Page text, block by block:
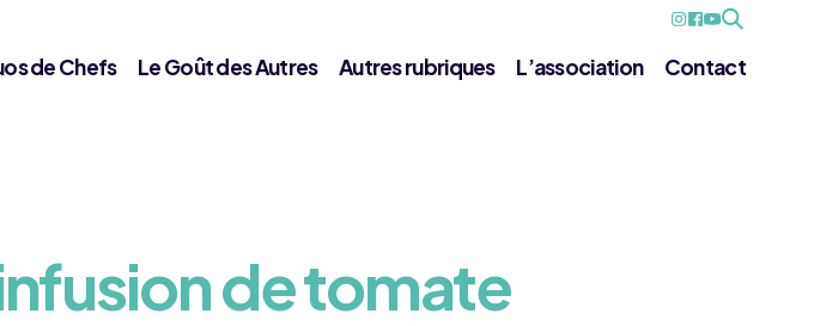
de Chefs Le Goût des Autres Autres rubriques L’association Contact
de tomate